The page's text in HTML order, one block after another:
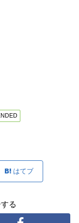
はてブ
る